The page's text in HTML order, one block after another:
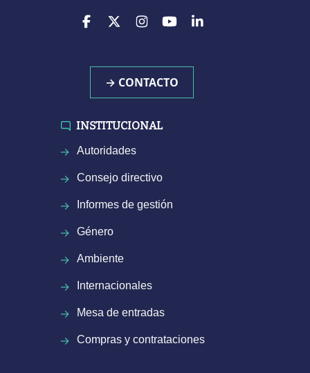
→ CONTACTO
INSTITUCIONAL
Autoridades
Consejo directivo
Informes de gestión
Género
Ambiente
Internacionales
Mesa de entradas
Compras y contrataciones